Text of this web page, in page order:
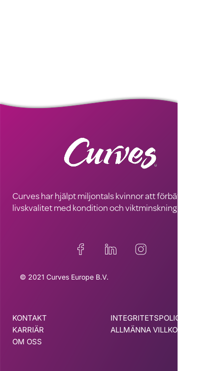
Curves har hjälpt miljontals kvinnor att förbättra sin
livskvalitet med kondition och viktminskning
© 2021 Curves Europe B.V.
KONTAKT
KARRIÄR
OM OSS
INTEGRITETSPOLICY
ALLMÄNNA VILLKOR